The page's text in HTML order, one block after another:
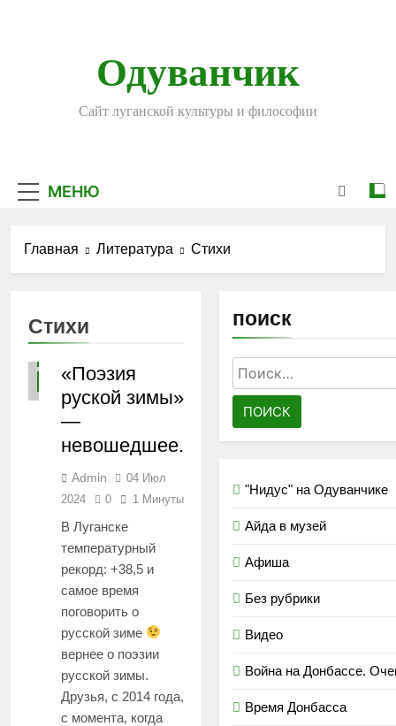
Одуванчик
Сайт луганской культуры и философии
МЕНЮ
Главная Литература Стихи
Стихи
СТИХИ«Поэзия
руской зимы»
—
невошедшее.
Admin
04 Июл
2024
0 1 Минуты
В Луганске
температурный
рекорд: +38,5 и
самое время
поговорить о
русской зиме
вернее о поэзии
русской зимы.
Друзья, с 2014 года,
с момента, когда
поиск
Найти:
"Нидус" на Одуванчике
Айда в музей
Афиша
Без рубрики
Видео
Война на Донбассе.
Время Донбасса